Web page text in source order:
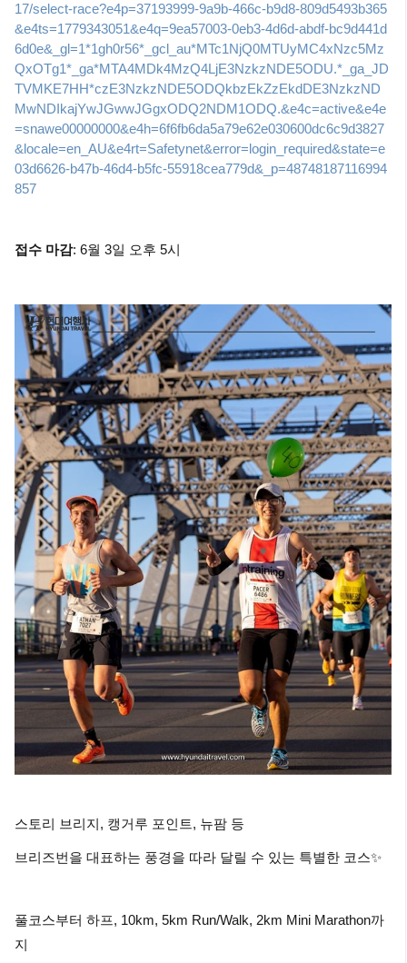
17/select-race?e4p=37193999-9a9b-466c-b9d8-809d5493b365
&e4ts=1779343051&e4q=9ea57003-0eb3-4d6d-abdf-bc9d441d
6d0e&_gl=1*1gh0r56*_gcl_au*MTc1NjQ0MTUyMC4xNzc5Mz
QxOTg1*_ga*MTA4MDk4MzQ4LjE3NzkzNDE5ODU.*_ga_JD
TVMKE7HH*czE3NzkzNDE5ODQkbzEkZzEkdDE3NzkzND
MwNDIkajYwJGwwJGgxODQ2NDM1ODQ.&e4c=active&e4e
=snawe00000000&e4h=6f6fb6da5a79e62e030600dc6c9d3827
&locale=en_AU&e4rt=Safetynet&error=login_required&state=e
03d6626-b47b-46d4-b5fc-55918cea779d&_p=48748187116994
857
접수 마감: 6월 3일 오후 5시
스토리 브리지, 캥거루 포인트, 뉴팜 등
브리즈번을 대표하는 풍경을 따라 달릴 수 있는 특별한 코스✨
풀코스부터 하프, 10km, 5km Run/Walk, 2km Mini Marathon까
지